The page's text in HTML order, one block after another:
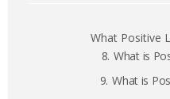
What Positive
8. What is
9. What is